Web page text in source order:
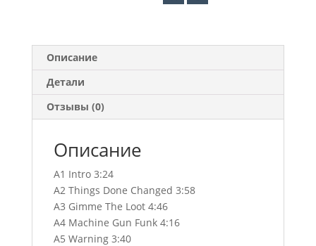
Описание
Детали
Отзывы (0)
Описание
A1 Intro 3:24
A2 Things Done Changed 3:58
A3 Gimme The Loot 4:46
A4 Machine Gun Funk 4:16
A5 Warning 3:40